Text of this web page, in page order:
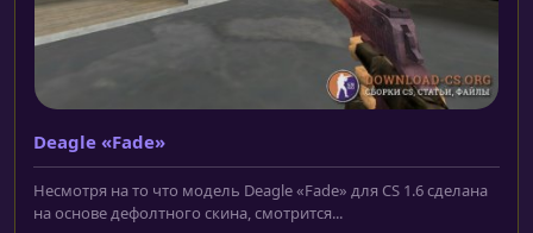
Deagle «Fade»
Несмотря на то что модель Deagle «Fade» для CS 1.6 сделана
на основе дефолтного скина, смотрится...